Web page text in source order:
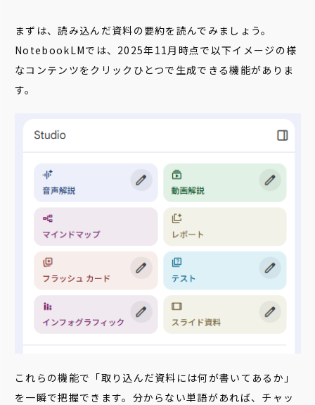
まずは、読み込んだ資料の要約を読んでみましょう。
NotebookLMでは、2025年11月時点で以下イメージの様
なコンテンツをクリックひとつで生成できる機能がありま
す。
これらの機能で「取り込んだ資料には何が書いてあるか」
を一瞬で把握できます。分からない単語があれば、チャッ